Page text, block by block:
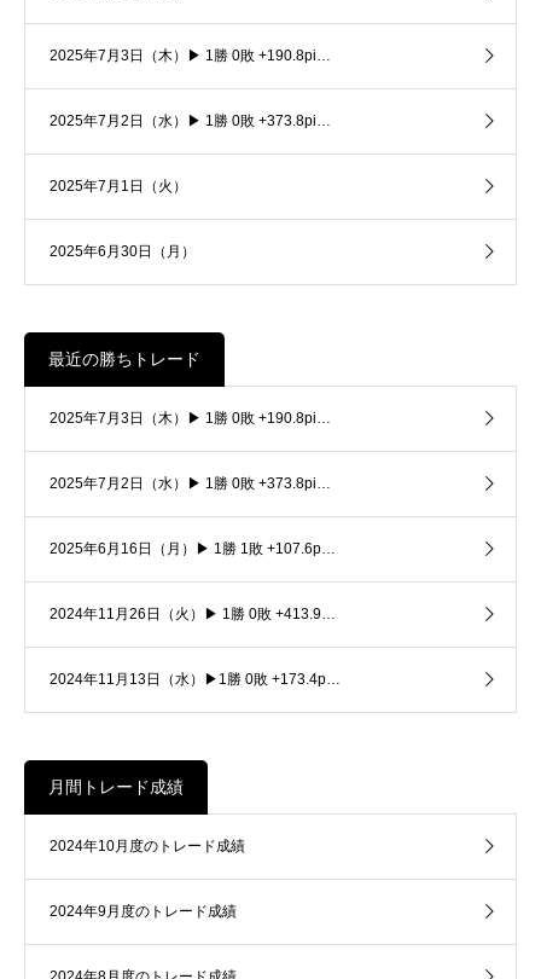
2025年7月3日（木）▶ 1勝 0敗 +190.8pi…
2025年7月2日（水）▶ 1勝 0敗 +373.8pi…
2025年7月1日（火）
2025年6月30日（月）
最近の勝ちトレード
2025年7月3日（木）▶ 1勝 0敗 +190.8pi…
2025年7月2日（水）▶ 1勝 0敗 +373.8pi…
2025年6月16日（月）▶ 1勝 1敗 +107.6p…
2024年11月26日（火）▶ 1勝 0敗 +413.9…
2024年11月13日（水）▶1勝 0敗 +173.4p…
月間トレード成績
2024年10月度のトレード成績
2024年9月度のトレード成績